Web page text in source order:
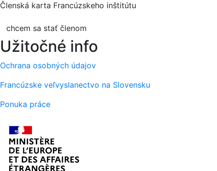
Členská karta Francúzskeho inštitútu
chcem sa stať členom
Užitočné info
Ochrana osobných údajov
Francúzske veľvyslanectvo na Slovensku
Ponuka práce